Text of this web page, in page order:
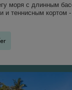
моря с длинным
и теннисным кортом